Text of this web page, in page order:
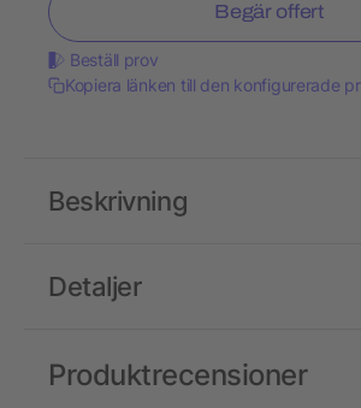
Begär offert
Beställ prov
Kopiera länken till den konfigurerade
Detaljer
Beskrivning
Produktrecensioner